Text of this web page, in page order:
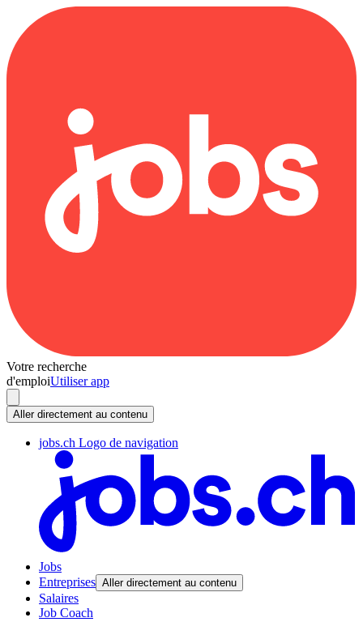
Votre recherche
d'emploiUtiliser app
Aller directement au contenu
jobs.ch Logo de navigation
Jobs
Entreprises Aller directement au contenu
Salaires
Job Coach